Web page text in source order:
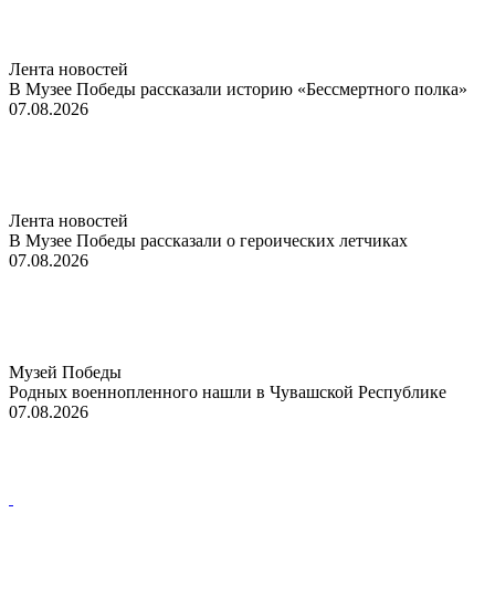
Лента новостей
В Музее Победы рассказали историю «Бессмертного полка»
07.08.2026
Лента новостей
В Музее Победы рассказали о героических летчиках
07.08.2026
Музей Победы
Родных военнопленного нашли в Чувашской Республике
07.08.2026